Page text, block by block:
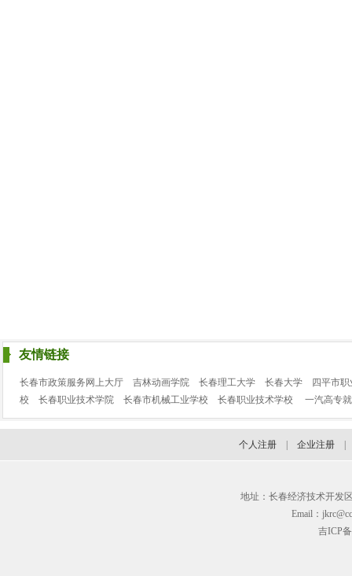
友情链接
长春市政策服务网上大厅 吉林动画学院 长春理工大学 长春大学
四平市
校
长春职业技术学院 长春市机械工业学校 长春职业技术学校 一汽高专
个人注册 企业注册
地址：长春经济技术开发
Email：
吉ICP